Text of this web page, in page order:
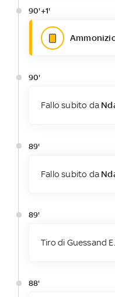
90'+1'
90'
Fallo subito da
89'
Fallo subito da
89'
Tiro di Guessand
88'